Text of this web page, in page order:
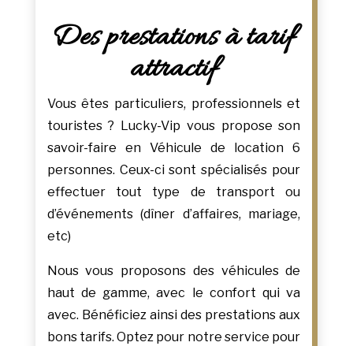
Des prestations à tarif
attractif
Vous êtes particuliers, professionnels et
touristes ? Lucky-Vip vous propose son
savoir-faire en Véhicule de location 6
personnes. Ceux-ci sont spécialisés pour
effectuer tout type de transport ou
d’événements (dîner d’affaires, mariage,
etc)
Nous vous proposons des véhicules de
haut de gamme, avec le confort qui va
avec. Bénéficiez ainsi des prestations aux
bons tarifs. Optez pour notre service pour